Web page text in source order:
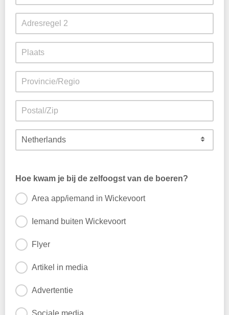
Hoe kwam je bij de zelfoogst van de boeren?
Area app/iemand in Wickevoort
Iemand buiten Wickevoort
Flyer
Artikel in media
Advertentie
Sociale media